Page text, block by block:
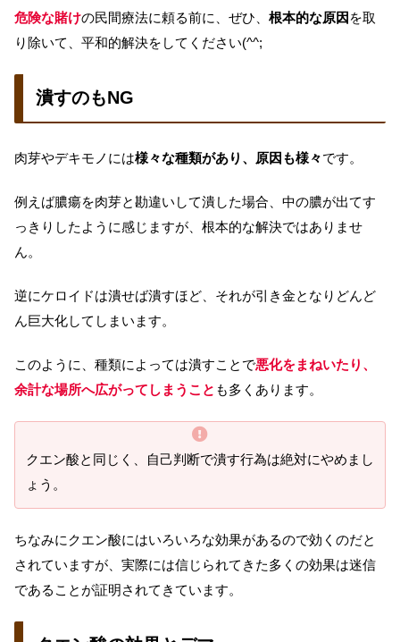
危険な賭けの民間療法に頼る前に、ぜひ、 根本的な原因 を取
り除いて、平和的解決をしてください(^^;
潰すのもNG
肉芽やデキモノには様々な種類があり、原因も様々です。
例えば膿瘍を肉芽と勘違いして潰した場合、中の膿が出てす
っきりしたように感じますが、根本的な解決ではありませ
ん。
逆にケロイドは潰せば潰すほど、それが引き金となりどんど
ん巨大化してしまいます。
このように、種類によっては潰すことで悪化をまねいたり、
余計な場所へ広がってしまうこと も多くあります。
クエン酸と同じく、自己判断で潰す行為は絶対にやめまし
ょう。
ちなみにクエン酸にはいろいろな効果があるので効くのだと
されていますが、実際には信じられてきた多くの効果は迷信
であることが証明されてきています。